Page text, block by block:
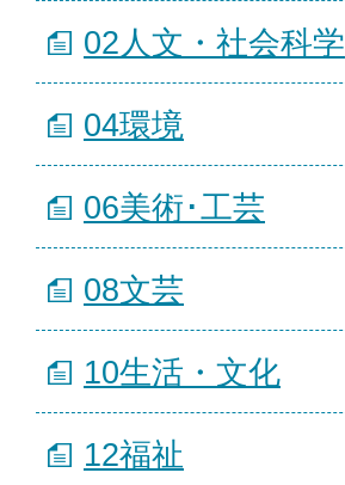
02人文・社会科学
04環境
06美術･工芸
08文芸
10生活・文化
12福祉